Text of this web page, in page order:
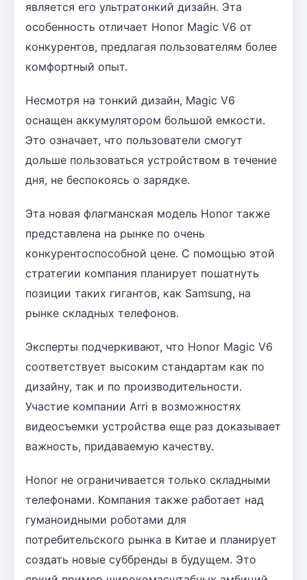
является его ультратонкий дизайн. Эта
особенность отличает Honor Magic V6 от
конкурентов, предлагая пользователям более
комфортный опыт.
Несмотря на тонкий дизайн, Magic V6
оснащен аккумулятором большой емкости.
Это означает, что пользователи смогут
дольше пользоваться устройством в течение
дня, не беспокоясь о зарядке.
Эта новая флагманская модель Honor также
представлена на рынке по очень
конкурентоспособной цене. С помощью этой
стратегии компания планирует пошатнуть
позиции таких гигантов, как Samsung, на
рынке складных телефонов.
Эксперты подчеркивают, что Honor Magic V6
соответствует высоким стандартам как по
дизайну, так и по производительности.
Участие компании Arri в возможностях
видеосъемки устройства еще раз доказывает
важность, придаваемую качеству.
Honor не ограничивается только складными
телефонами. Компания также работает над
гуманоидными роботами для
потребительского рынка в Китае и планирует
создать новые суббренды в будущем. Это